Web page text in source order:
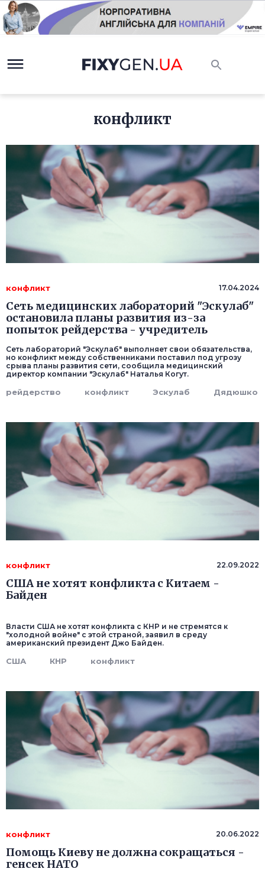
конфликт
конфликт 17.04.2024
Сеть медицинских лабораторий "Эскулаб"
остановила планы развития из-за
попыток рейдерства - учредитель
Сеть лабораторий "Эскулаб" выполняет свои обязательства,
но конфликт между собственниками поставил под угрозу
срыва планы развития сети, сообщила медицинский
директор компании "Эскулаб" Наталья Когут.
рейдерство конфликт Эскулаб Дядюшко
конфликт 22.09.2022
США не хотят конфликта с Китаем -
Байден
Власти США не хотят конфликта с КНР и не стремятся к
"холодной войне" с этой страной, заявил в среду
американский президент Джо Байден.
США КНР конфликт
конфликт 20.06.2022
Помощь Киеву не должна сокращаться -
генсек НАТО